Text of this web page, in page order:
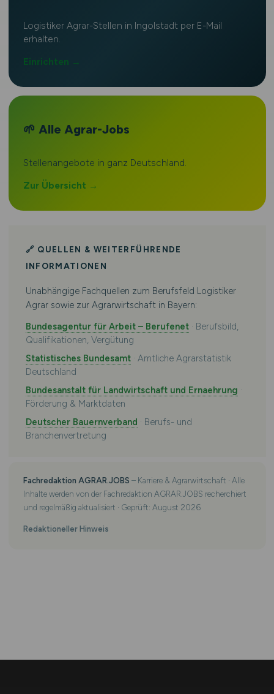
Logistiker Agrar-Stellen in Ingolstadt per E-Mail
erhalten.
Einrichten →
🌱 Alle Agrar-Jobs
Stellenangebote in ganz Deutschland.
Zur Übersicht →
🔗 QUELLEN & WEITERFÜHRENDE
INFORMATIONEN
Unabhängige Fachquellen zum Berufsfeld Logistiker
Agrar sowie zur Agrarwirtschaft in Bayern:
Bundesagentur für Arbeit – Berufenet· Berufsbild,
Qualifikationen, Vergütung
Statistisches Bundesamt· Amtliche Agrarstatistik
Deutschland
Bundesanstalt für Landwirtschaft und Ernaehrung ·
Förderung & Marktdaten
Deutscher Bauernverband · Berufs- und
Branchenvertretung
Fachredaktion AGRAR.JOBS – Karriere & Agrarwirtschaft · Alle
Inhalte werden von der Fachredaktion AGRAR.JOBS recherchiert
und regelmäßig aktualisiert · Geprüft: August 2026
Redaktioneller Hinweis